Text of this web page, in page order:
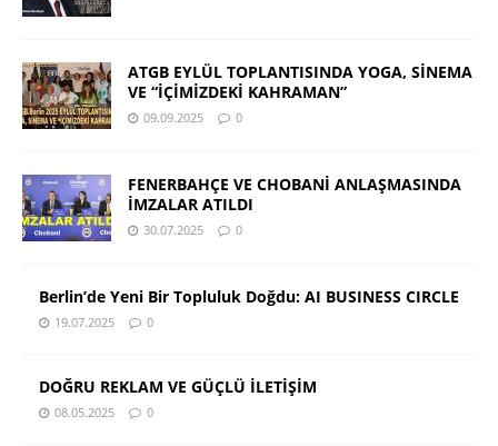
ATGB EYLÜL TOPLANTISINDA YOGA, SİNEMA
VE “İÇİMİZDEKİ KAHRAMAN”
09.09.2025 0
FENERBAHÇE VE CHOBANİ ANLAŞMASINDA
İMZALAR ATILDI
30.07.2025 0
Berlin’de Yeni Bir Topluluk Doğdu: AI BUSINESS CIRCLE
19.07.2025 0
DOĞRU REKLAM VE GÜÇLÜ İLETİŞİM
08.05.2025 0